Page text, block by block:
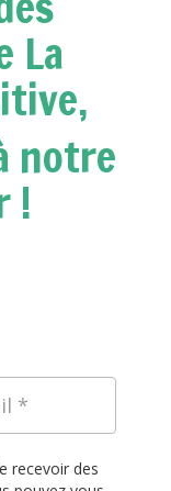
La
notre
!
recevoir des